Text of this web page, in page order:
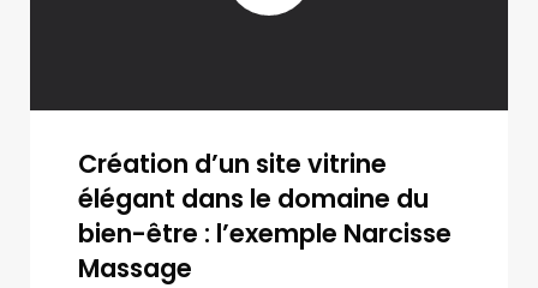
Création d’un site vitrine
élégant dans le domaine du
bien-être : l’exemple Narcisse
Massage